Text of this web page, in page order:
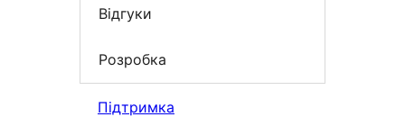
Відгуки
Розробка
Підтримка